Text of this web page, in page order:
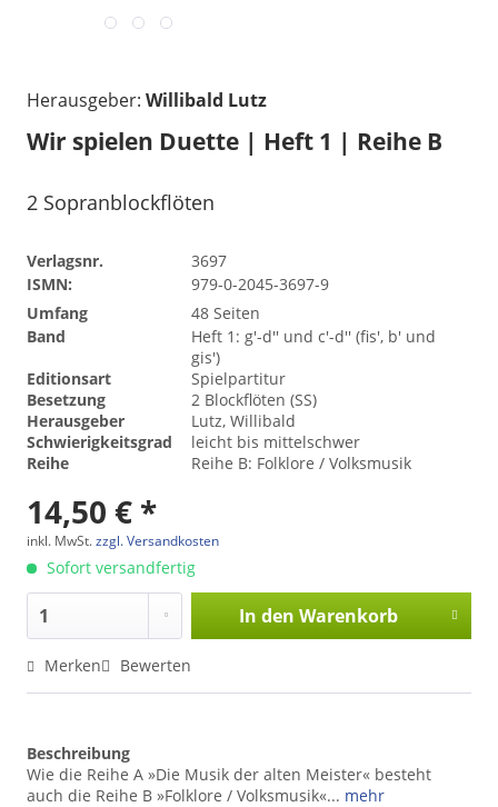
Herausgeber: Willibald Lutz
Wir spielen Duette | Heft 1 | Reihe B
2 Sopranblockflöten
Verlagsnr.
3697
ISMN:
979-0-2045-3697-9
Umfang
48 Seiten
Band
Heft 1: g'-d'' und c'-d'' (fis', b' und
gis')
Editionsart
Spielpartitur
Besetzung
2 Blockflöten (SS)
Herausgeber
Lutz, Willibald
Schwierigkeitsgrad
leicht bis mittelschwer
Reihe
Reihe B: Folklore / Volksmusik
14,50 € *
inkl. MwSt.zzgl. Versandkosten
Sofort versandfertig
In den Warenkorb
Merken Bewerten
Beschreibung
Wie die Reihe A »Die Musik der alten Meister« besteht
auch die Reihe B »Folklore / Volksmusik«... mehr